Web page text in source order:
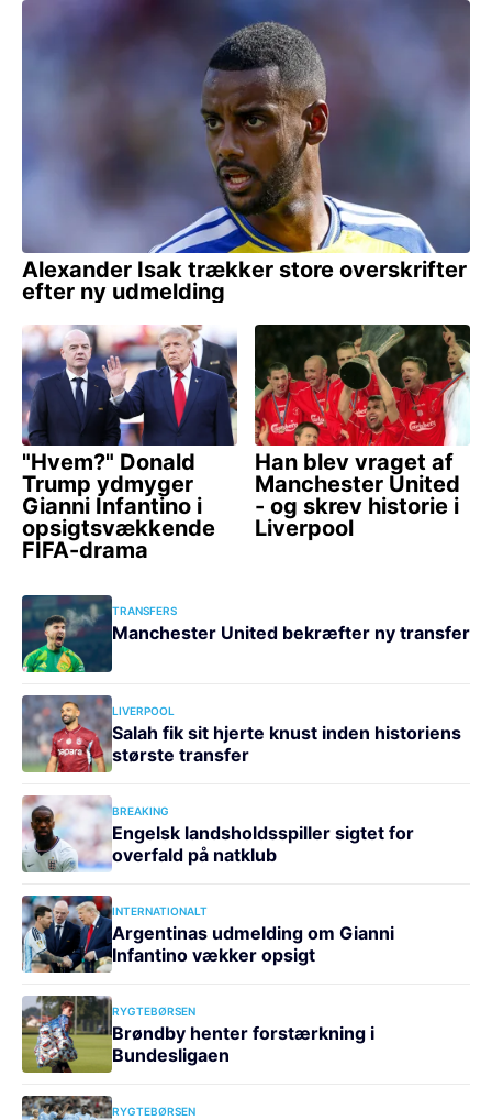
TRANSFERS
Manchester United bekræfter ny transfer
LIVERPOOL
Salah fik sit hjerte knust inden historiens
største transfer
BREAKING
Engelsk landsholdsspiller sigtet for
overfald på natklub
INTERNATIONALT
Argentinas udmelding om Gianni
Infantino vækker opsigt
RYGTEBØRSEN
Brøndby henter forstærkning i
Bundesligaen
RYGTEBØRSEN